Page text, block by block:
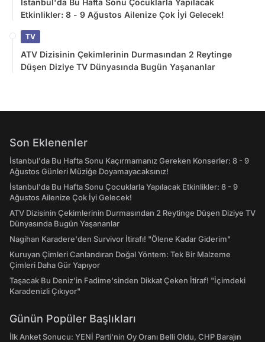
Etkinlikler: 8 - 9 Ağustos Ailenize Çok İyi Gelecek!
TV
ATV Dizisinin Çekimlerinin Durmasından 2 Reytinge
Düşen Diziye TV Dünyasında Bugün Yaşananlar
Son Eklenenler
İstanbul'da Bu Hafta Sonu Kaçırmamanız Gereken Konserler: 8 - 9
Ağustos Günleri Müziğe Doyamayacaksınız!
İstanbul'da Bu Hafta Sonu Çocuklarla Yapılacak Etkinlikler: 8 - 9
Ağustos Ailenize Çok İyi Gelecek!
ATV Dizisinin Çekimlerinin Durmasından 2 Reytinge Düşen Diziye TV
Dünyasında Bugün Yaşananlar
Nagihan Karadere'den Survivor İtirafı! "Ölene Kadar Giderim"
Kuruyan Çimleri Canlandıran Doğal Yöntem: Tek Bir Malzeme
Çimleri Daha Gür Yapıyor
Taşacak Bu Deniz'in Fadime'sinden Dikkat Çeken İtiraf! "İçimdeki
Karadenizli Çıkıyor"
Günün Popüler Başlıkları
İlk Anket Sonucu: YENİ Parti'nin Oy Oranı Belli Oldu, CHP Barajın